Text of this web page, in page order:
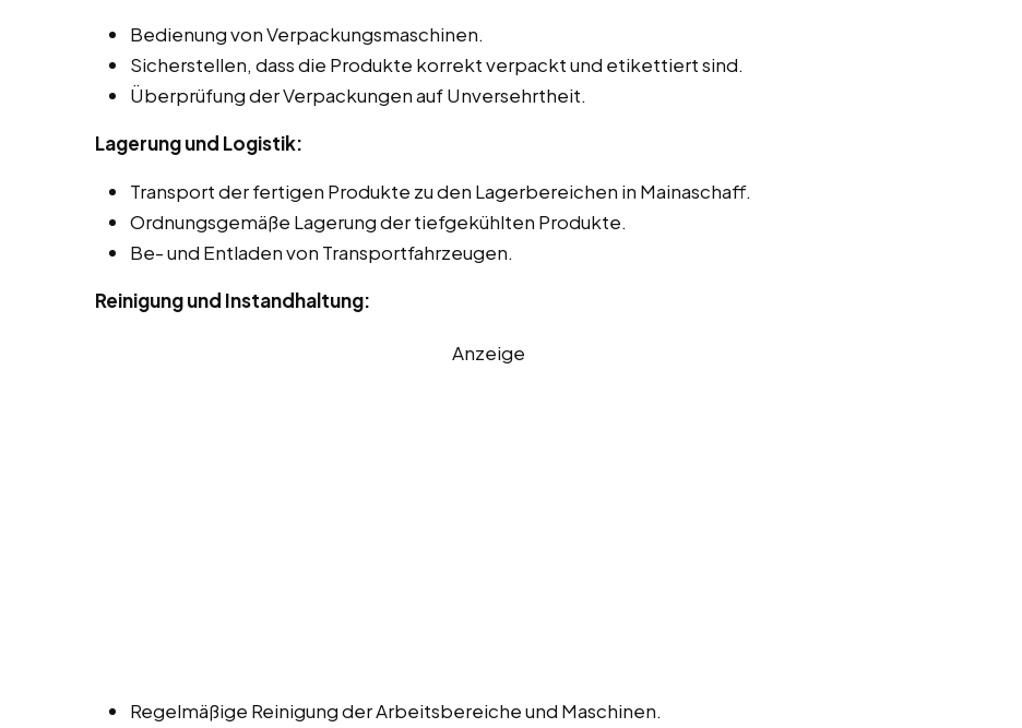
Bedienung von Verpackungsmaschinen.
Sicherstellen, dass die Produkte korrekt verpackt und etikettiert sind.
Überprüfung der Verpackungen auf Unversehrtheit.
Lagerung und Logistik:
Transport der fertigen Produkte zu den Lagerbereichen in Mainaschaff.
Ordnungsgemäße Lagerung der tiefgekühlten Produkte.
Be- und Entladen von Transportfahrzeugen.
Reinigung und Instandhaltung:
Anzeige
Regelmäßige Reinigung der Arbeitsbereiche und Maschinen.